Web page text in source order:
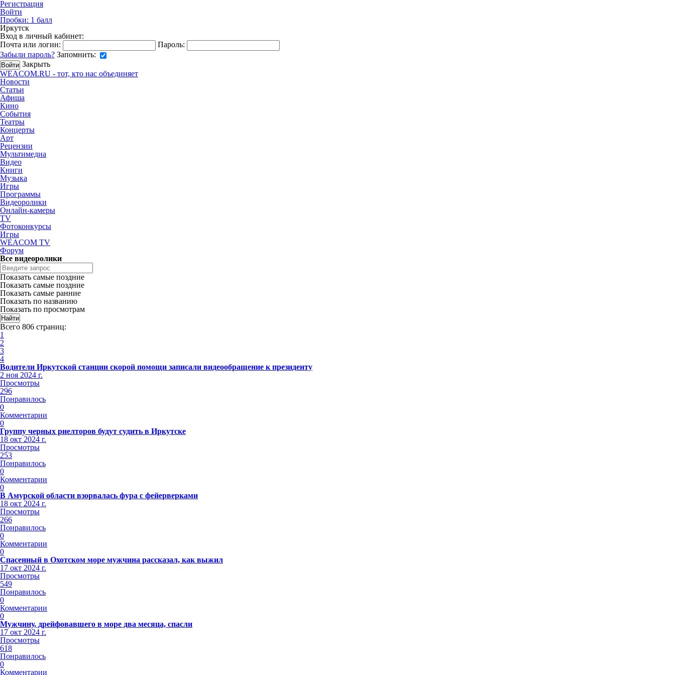
Регистрация
Войти
Пробки: 1 балл
Иркутск
Вход в личный кабинет:
Почта или логин:
Пароль:
Забыли пароль? Запомнить:
Закрыть
WEACOM.RU - тот, кто нас объединяет
Новости
Статьи
Афиша
Кино
События
Театры
Концерты
Арт
Рецензии
Мультимедиа
Видео
Книги
Музыка
Игры
Программы
Видеоролики
Онлайн-камеры
TV
Фотоконкурсы
Игры
WEACOM TV
Форум
Все видеоролики
Показать самые поздние
Показать самые поздние
Показать самые ранние
Показать по названию
Показать по просмотрам
Всего 806 страниц:
1
2
3
4
Водители Иркутской станции скорой помощи записали видеообращение к президенту
2 ноя 2024 г.
Просмотры
296
Понравилось
0
Комментарии
0
Группу черных риелторов будут судить в Иркутске
18 окт 2024 г.
Просмотры
253
Понравилось
0
Комментарии
0
В Амурской области взорвалась фура с фейерверками
18 окт 2024 г.
Просмотры
266
Понравилось
0
Комментарии
0
Спасенный в Охотском море мужчина рассказал, как выжил
17 окт 2024 г.
Просмотры
549
Понравилось
0
Комментарии
0
Мужчину, дрейфовавшего в море два месяца, спасли
17 окт 2024 г.
Просмотры
618
Понравилось
0
Комментарии